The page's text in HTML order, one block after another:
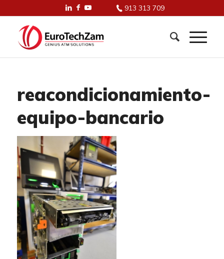
913 313 709
reacondicionamiento-
equipo-bancario